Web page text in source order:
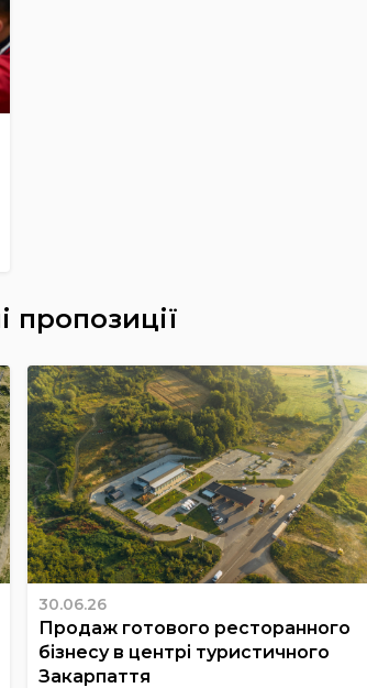
пропозиції
30.06.26
Продаж готового ресторанного
бізнесу в центрі туристичного
Закарпаття